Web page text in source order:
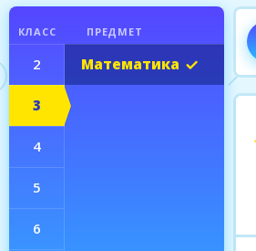
КЛАСС ПРЕДМЕТ
2
3
Математика
4
5
6